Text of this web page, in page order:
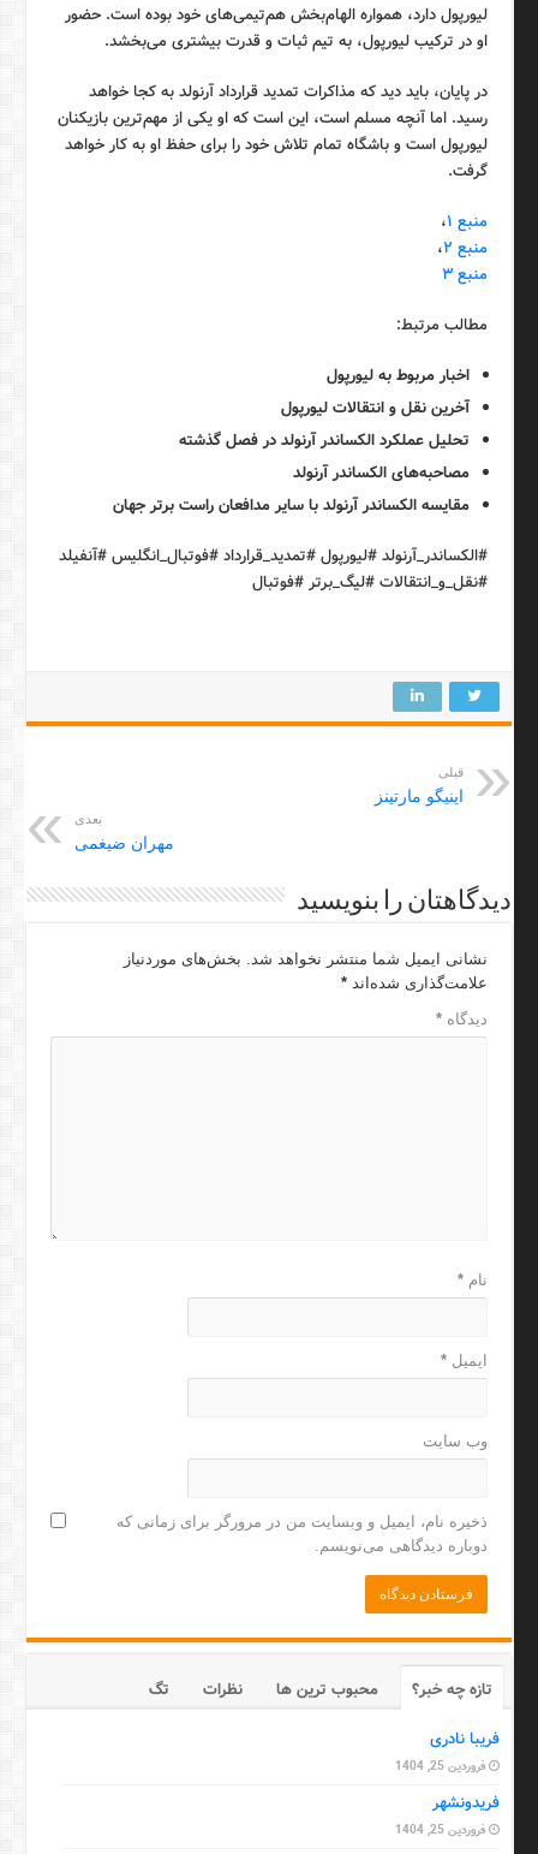
لیورپول دارد، همواره الهام‌بخش هم‌تیمی‌های خود بوده است. حضور
او در ترکیب لیورپول، به تیم ثبات و قدرت بیشتری می‌بخشد.
در پایان، باید دید که مذاکرات تمدید قرارداد آرنولد به کجا خواهد
رسید. اما آنچه مسلم است، این است که او یکی از مهم‌ترین بازیکنان
لیورپول است و باشگاه تمام تلاش خود را برای حفظ او به کار خواهد
گرفت.
منبع ۱ ،
منبع ۲
،
منبع ۳
مطالب مرتبط:
اخبار مربوط به لیورپول
آخرین نقل و انتقالات لیورپول
تحلیل عملکرد الکساندر آرنولد در فصل گذشته
مصاحبه‌های الکساندر آرنولد
مقایسه الکساندر آرنولد با سایر مدافعان راست برتر جهان
#الکساندر_آرنولد #لیورپول #تمدید_قرارداد #فوتبال_انگلیس #آنفیلد
#نقل_و_انتقالات #لیگ_برتر #فوتبال
قبلی
اینیگو مارتینز
بعدی
مهران ضیغمی
دیدگاهتان را بنویسید
نشانی ایمیل شما منتشر نخواهد شد.
بخش‌های موردنیاز
علامت‌گذاری شده‌اند*
دیدگاه*
نام*
ایمیل*
وب‌ سایت
ذخیره نام، ایمیل و وبسایت من در مرورگر برای زمانی که
دوباره دیدگاهی می‌نویسم.
تازه چه خبر؟ محبوب ترین ها نظرات
تگ
فریبا نادری
فروردین 25, 1404
فریدونشهر
فروردین 25, 1404